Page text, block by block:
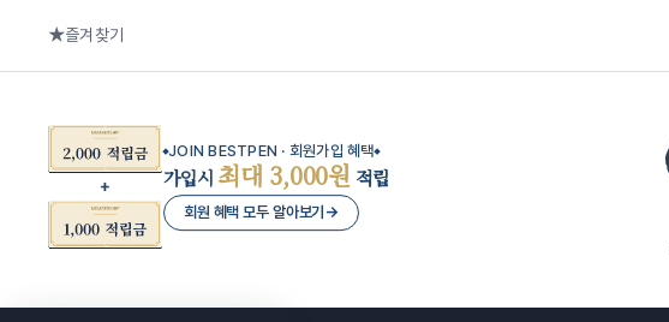
즐겨찾기
JOIN BESTPEN · 회원가입 혜택
가입시 최대 3,000원 적립
회원 혜택 모두 알아보기 →